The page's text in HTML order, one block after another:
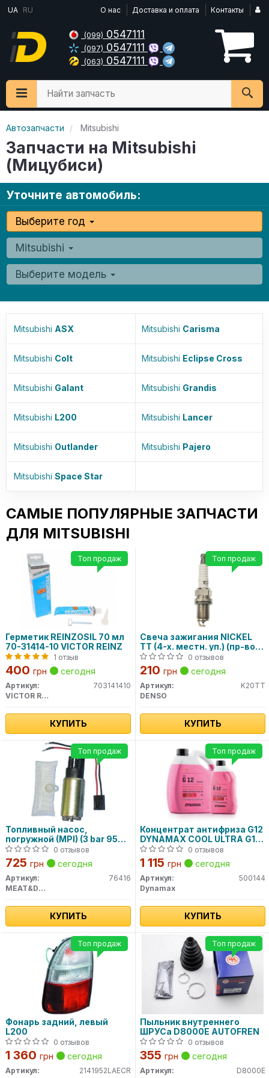
UA RU О нас Доставка и оплата Контакты
(099) 0547111
(097) 0547111
(063) 0547111
Найти запчасть
Автозапчасти Mitsubishi
Запчасти на Mitsubishi
(Мицубиси)
Уточните автомобиль:
Выберите год
Mitsubishi
Выберите модель
Mitsubishi ASX Mitsubishi Carisma
Mitsubishi Colt Mitsubishi Eclipse Cross
Mitsubishi Galant Mitsubishi Grandis
Mitsubishi L200 Mitsubishi Lancer
Mitsubishi Outlander Mitsubishi Pajero
Mitsubishi Space Star
САМЫЕ ПОПУЛЯРНЫЕ ЗАПЧАСТИ
ДЛЯ MITSUBISHI
Герметик REINZOSIL 70 мл
70-31414-10 VICTOR REINZ
1 отзыв
400 грн сегодня
Артикул:
703141410
VICTOR REINZ
КУПИТЬ
Топ продаж
Свеча зажигания NICKEL
TT (4-х. местн. уп.) (пр-во
DENSO)
0 отзывов
210 грн сегодня
Артикул:
K20TT
DENSO
КУПИТЬ
Топ продаж
Топливный насос,
погружной (MPI) (3 bar 95
l/h) 76416 MEAT&DORIA
0 отзывов
725 грн сегодня
Артикул:
76416
MEAT&DORIA
КУПИТЬ
Топ продаж
Концентрат антифриза G12
DYNAMAX COOL ULTRA G12
(4L)
0 отзывов
1 115 грн сегодня
Артикул:
500144
Dynamax
КУПИТЬ
Топ продаж
Фонарь задний, левый
L200
0 отзывов
1 360 грн сегодня
Артикул:
2141952LAECR
Топ продаж
Пыльник внутреннего
ШРУСа D8000E AUTOFREN
0 отзывов
355 грн сегодня
Артикул:
D8000E
Топ продаж